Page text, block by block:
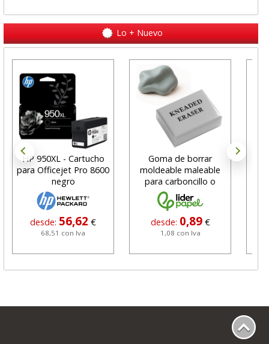
Lo + Nuevo
HP 950XL - Cartucho
para Officejet Pro 8600
negro
desde: 56,62 €
68,51 con Iva
Goma de borrar
moldeable maleable
para carboncillo o
grafito
desde: 0,89 €
1,08 con Iva